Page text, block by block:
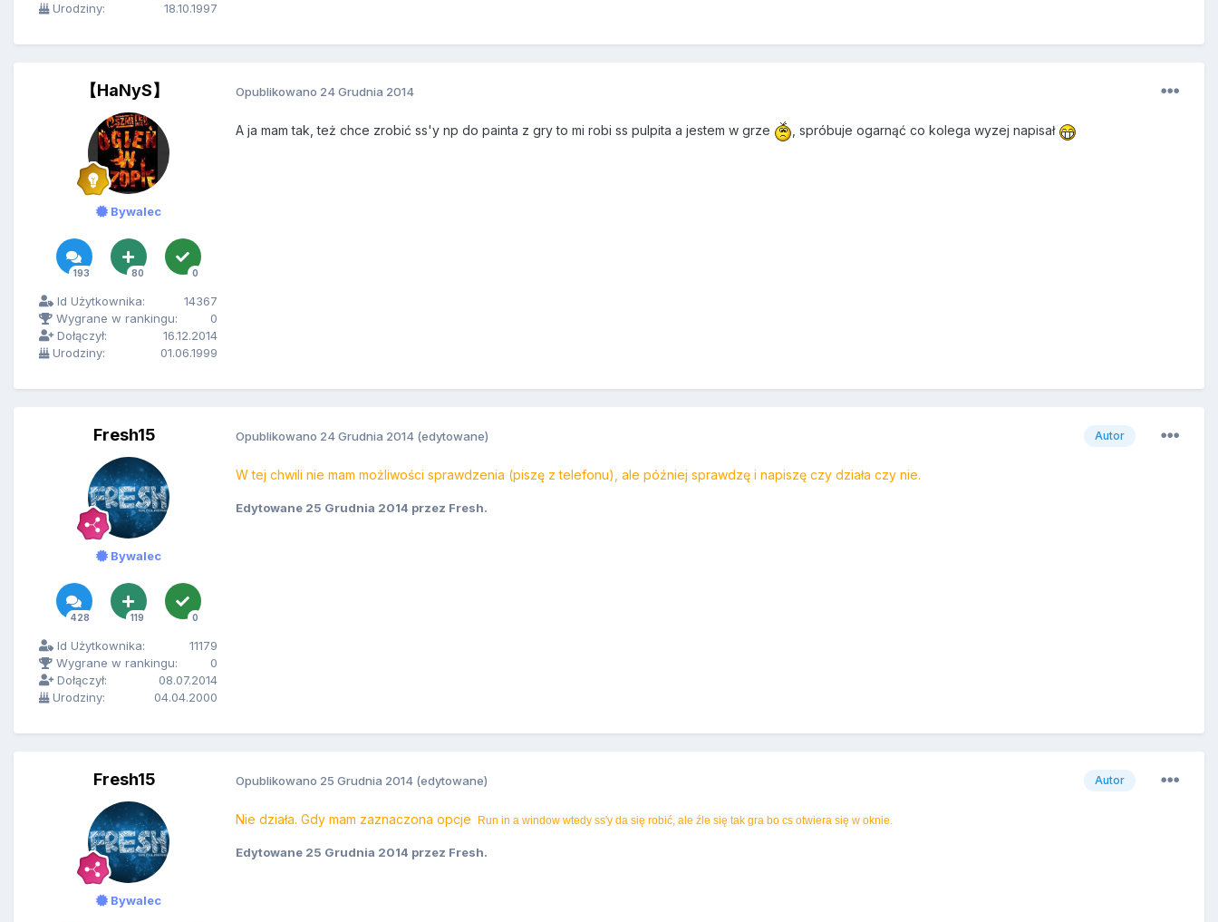
Urodziny:
18.10.1997
【HaNyS】
Bywalec
193 80 0
Id Użytkownika:
14367
Wygrane w rankingu:
0
Dołączył:
16.12.2014
Urodziny:
01.06.1999
Opublikowano 24 Grudnia 2014
A ja mam tak, też chce zrobić ss'y np do painta z gry to mi robi ss pulpita a jestem w grze , spróbuje ogarnąć co kolega wyzej napisał
Fresh15
Bywalec
428 119 0
Id Użytkownika:
11179
Wygrane w rankingu:
0
Dołączył:
08.07.2014
Urodziny:
04.04.2000
Autor
Opublikowano 24 Grudnia 2014 (edytowane)
W tej chwili nie mam możliwości sprawdzenia (piszę z telefonu), ale później sprawdzę i napiszę czy działa czy nie.
Edytowane 25 Grudnia 2014 przez Fresh.
Fresh15
Bywalec
Autor
Opublikowano 25 Grudnia 2014 (edytowane)
Nie działa. Gdy mam zaznaczona opcje Run in a window wtedy ss'y da się robić, ale źle się tak gra bo cs otwiera się w oknie.
Edytowane 25 Grudnia 2014 przez Fresh.